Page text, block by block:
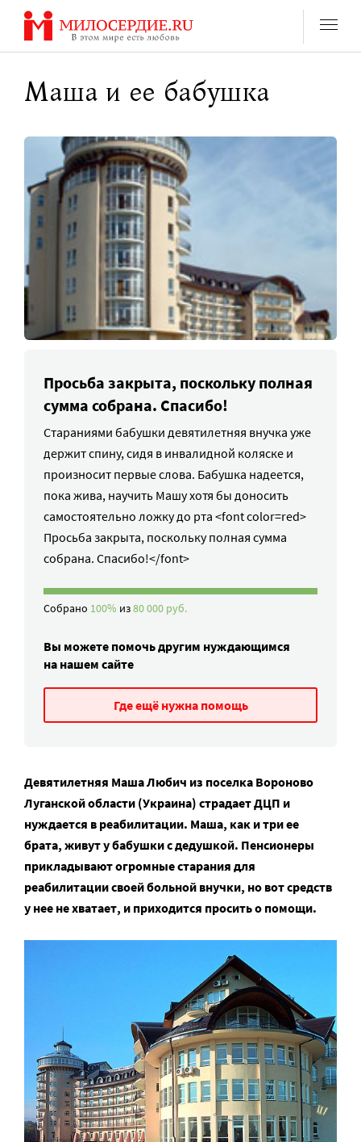
Перейти
содержанию
Маша и ее бабушка
Просьба закрыта, поскольку полная
сумма собрана. Спасибо!
Стараниями бабушки девятилетняя внучка уже
держит спину, сидя в инвалидной коляске и
произносит первые слова. Бабушка надеется,
пока жива, научить Машу хотя бы доносить
самостоятельно ложку до рта <font color=red>
Просьба закрыта, поскольку полная сумма
собрана. Спасибо!</font>
Собрано 100% из80 000 руб.
Вы можете помочь другим нуждающимся
на нашем сайте
Где ещё нужна помощь
Девятилетняя Маша Любич из поселка Вороново
Луганской области (Украина) страдает ДЦП и
нуждается в реабилитации. Маша, как и три ее
брата, живут у бабушки с дедушкой. Пенсионеры
прикладывают огромные старания для
реабилитации своей больной внучки, но вот средств
у нее не хватает, и приходится просить о помощи.